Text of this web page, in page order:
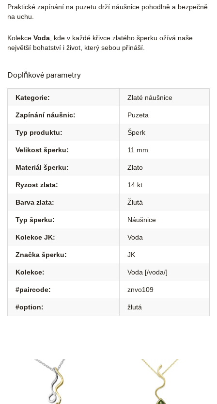
Praktické zapínání na puzetu drží náušnice pohodlně a bezpečně
na uchu.
Kolekce Voda , kde v každé křivce zlatého šperku ožívá naše
největší bohatství i život, který sebou přináší.
Doplňkové parametry
Kategorie: Zlaté náušnice
Zapínání náušnic: Puzeta
Typ produktu: Šperk
Velikost šperku: 11 mm
Materiál šperku: Zlato
Ryzost zlata: 14 kt
Barva zlata: Žlutá
Typ šperku: Náušnice
Kolekce JK: Voda
Značka šperku: JK
Kolekce: Voda [/voda/]
#paircode: znvo109
#option: žlutá